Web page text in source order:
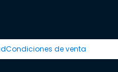
Condiciones de venta